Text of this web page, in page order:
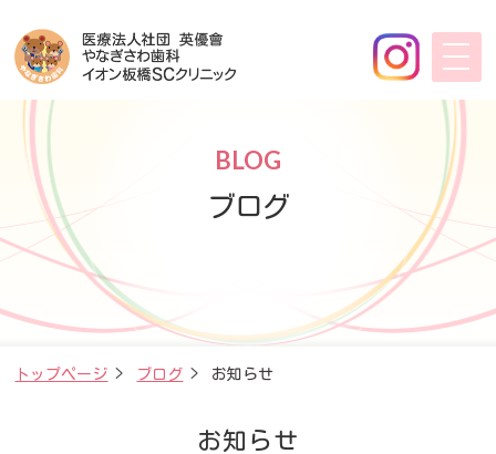
BLOG
ブログ
トップページ > ブログ > お知らせ
お知らせ